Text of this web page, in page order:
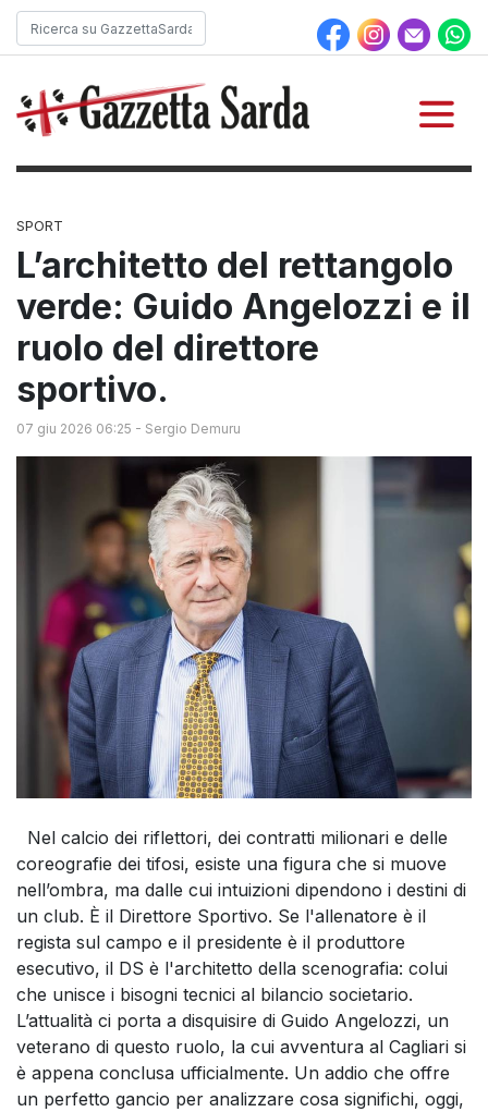
SPORT
L’architetto del rettangolo
verde: Guido Angelozzi e il
ruolo del direttore
sportivo.
07 giu 2026 06:25 - Sergio Demuru
Nel calcio dei riflettori, dei contratti milionari e delle
coreografie dei tifosi, esiste una figura che si muove
nell’ombra, ma dalle cui intuizioni dipendono i destini di
un club. È il Direttore Sportivo. Se l'allenatore è il
regista sul campo e il presidente è il produttore
esecutivo, il DS è l'architetto della scenografia: colui
che unisce i bisogni tecnici al bilancio societario.
L’attualità ci porta a disquisire di Guido Angelozzi, un
veterano di questo ruolo, la cui avventura al Cagliari si
è appena conclusa ufficialmente. Un addio che offre
un perfetto gancio per analizzare cosa significhi, oggi,